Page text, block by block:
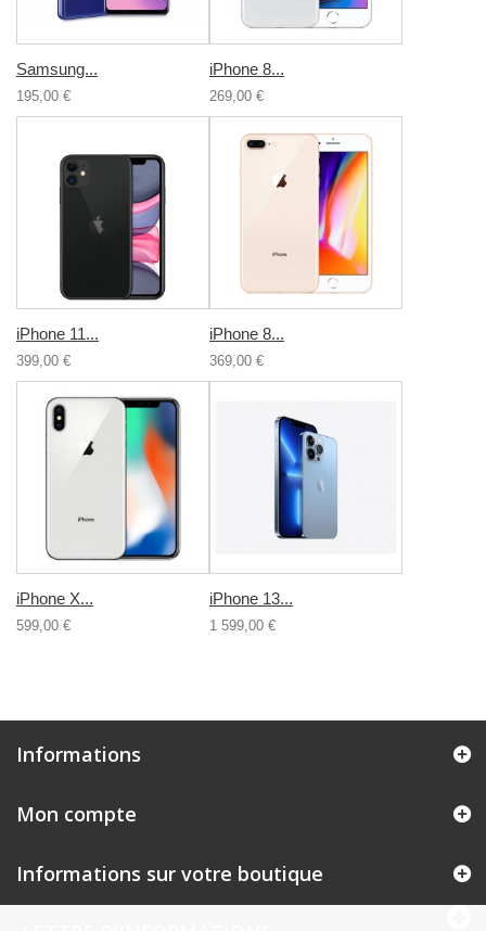
Samsung...
195,00 €
iPhone 8...
269,00 €
iPhone 11...
399,00 €
iPhone 8...
369,00 €
iPhone X...
599,00 €
iPhone 13...
1 599,00 €
Informations
Mon compte
Informations sur votre boutique